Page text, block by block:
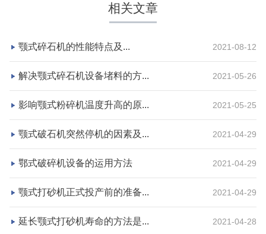
湖北省荆州市鼎盛矿业时产2000吨高钙石破碎生产
线
项目坐标
湖北省荆州市
设计产能
项目业主
相关文章
颚式碎石机的性能特点及... 2021-08-12
解决颚式碎石机设备堵料的方... 2021-05-26
影响颚式粉碎机温度升高的原... 2021-05-25
颚式破石机突然停机的因素及... 2021-04-29
鄂式破碎机设备的运用方法 2021-04-29
颚式打砂机正式投产前的准备... 2021-04-29
延长颚式打砂机寿命的方法是... 2021-04-28